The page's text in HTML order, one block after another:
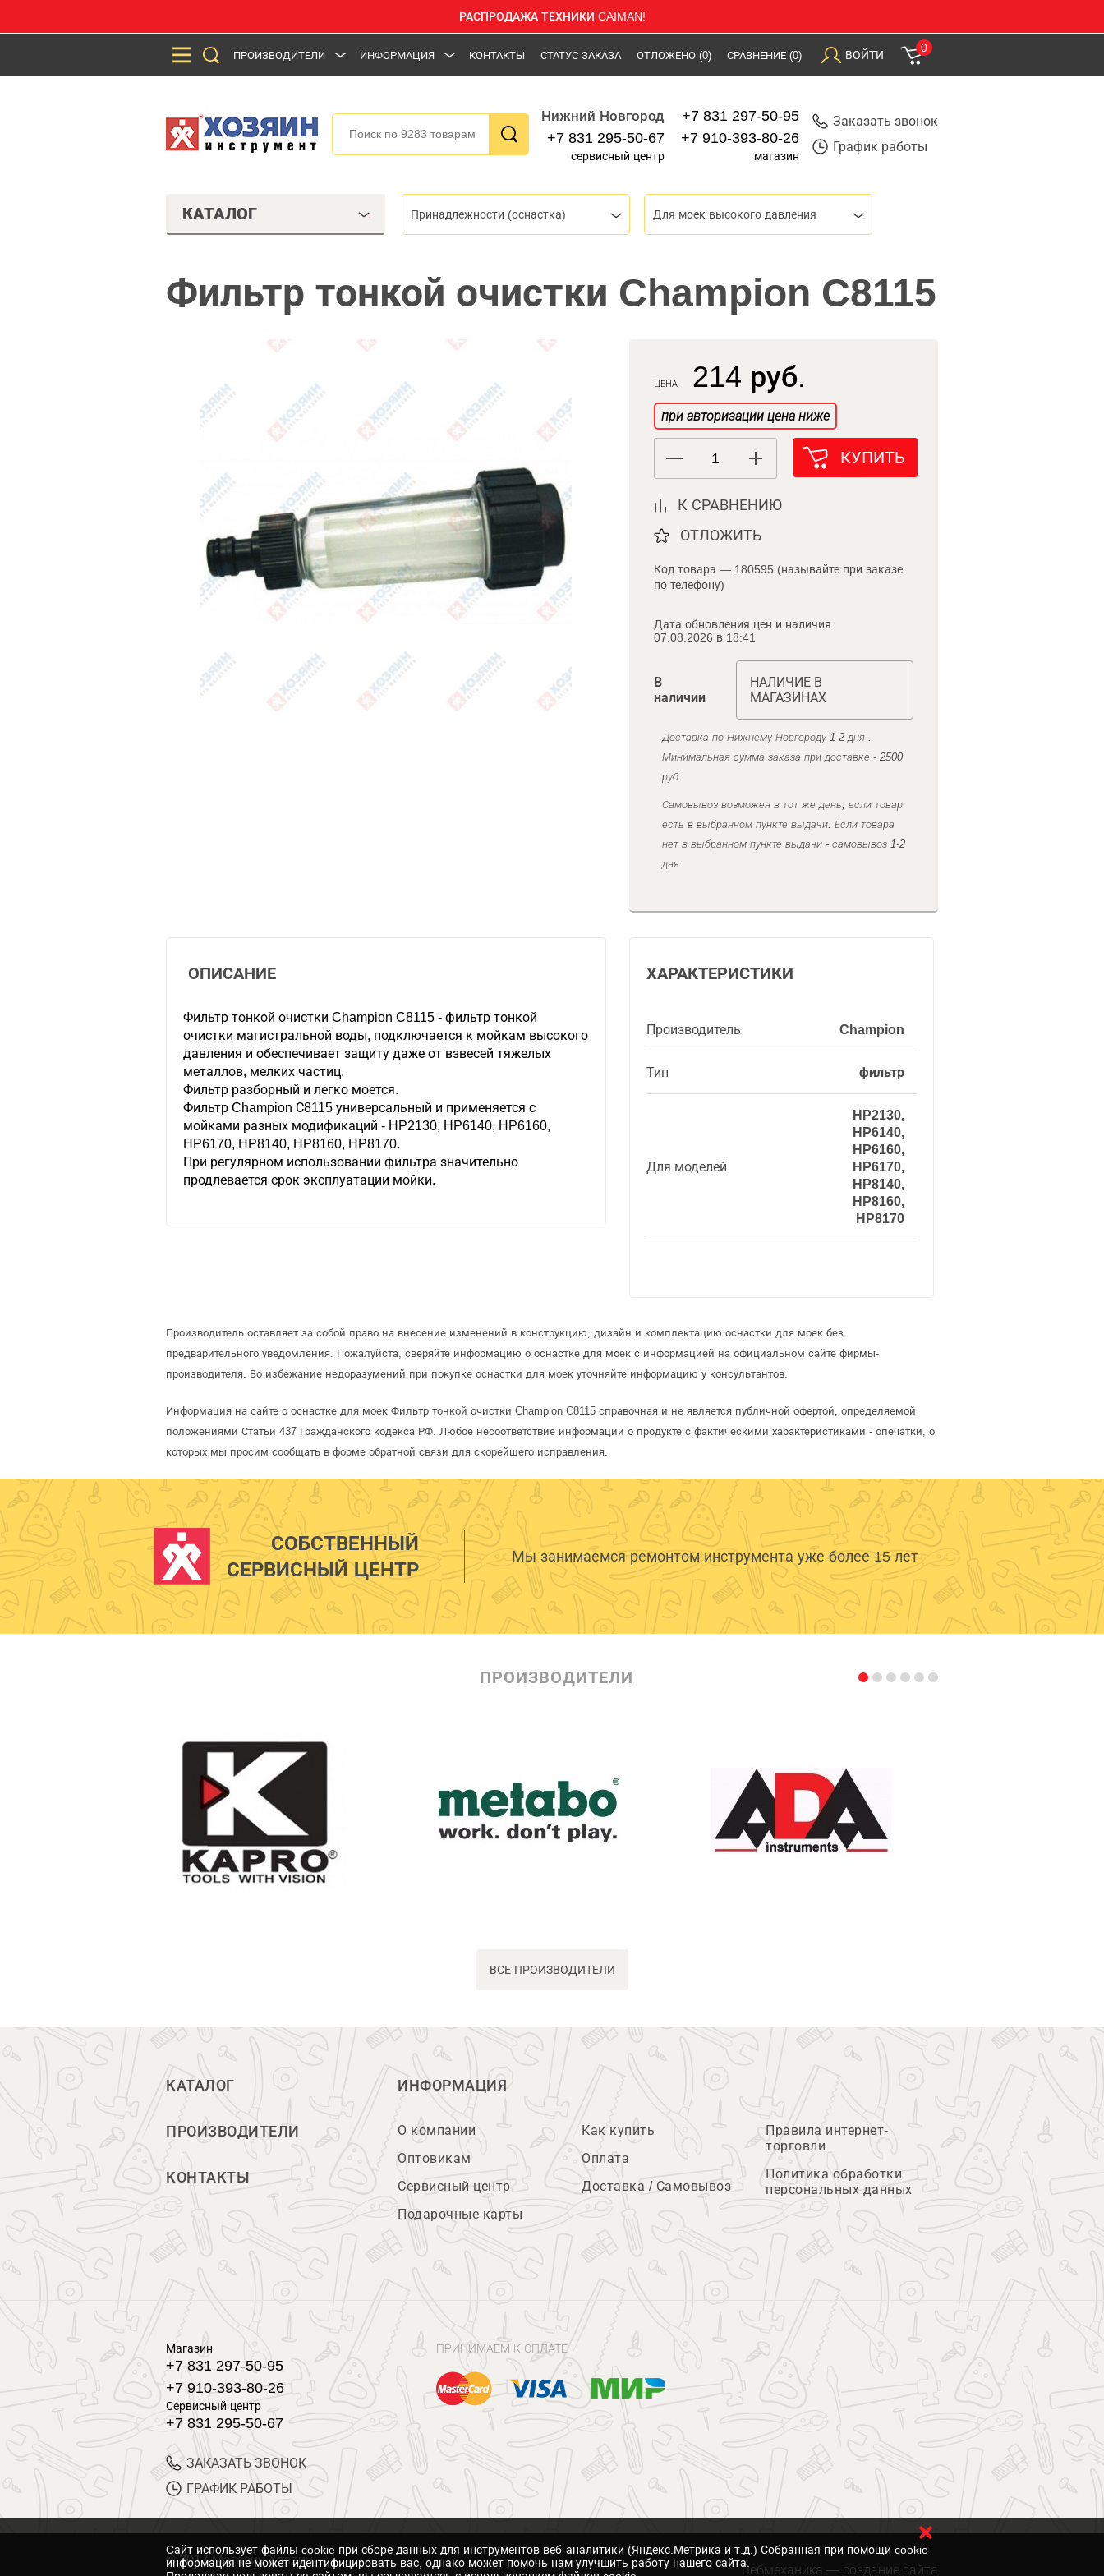
РАСПРОДАЖА ТЕХНИКИ CAIMAN!
ПРОИЗВОДИТЕЛИ ИНФОРМАЦИЯ КОНТАКТЫ СТАТУС ЗАКАЗА ОТЛОЖЕНО (0) СРАВНЕНИЕ (0) ВОЙТИ
0
Нижний Новгород
+7 831 295-50-67
сервисный центр
+7 831 297-50-95
+7 910-393-80-26
магазин
Заказать звонок
График работы
КАТАЛОГ Принадлежности (оснастка) Для моек высокого давления
Фильтр тонкой очистки Champion C8115
ЦЕНА 214 руб.
при авторизации цена ниже
КУПИТЬ
К СРАВНЕНИЮ
ОТЛОЖИТЬ
Код товара — 180595 (называйте при заказе
по телефону)
Дата обновления цен и наличия:
07.08.2026 в 18:41
В
наличии
НАЛИЧИЕ В
МАГАЗИНАХ
Доставка по Нижнему Новгороду 1-2 дня .
Минимальная сумма заказа при доставке - 2500
руб.
Самовывоз возможен в тот же день, если товар
есть в выбранном пункте выдачи. Если товара
нет в выбранном пункте выдачи - самовывоз 1-2
дня.
ХАРАКТЕРИСТИКИ
Производитель Champion
Тип фильтр
Для моделей
HP2130,
HP6140,
HP6160,
HP6170,
HP8140,
HP8160,
HP8170
ОПИСАНИЕ
Фильтр тонкой очистки Champion C8115 - фильтр тонкой
очистки магистральной воды, подключается к мойкам высокого
давления и обеспечивает защиту даже от взвесей тяжелых
металлов, мелких частиц.
Фильтр разборный и легко моется.
Фильтр Champion С8115 универсальный и применяется с
мойками разных модификаций - HP2130, HP6140, HP6160,
HP6170, HP8140, HP8160, HP8170.
При регулярном использовании фильтра значительно
продлевается срок эксплуатации мойки.
Производитель оставляет за собой право на внесение изменений в конструкцию, дизайн и комплектацию оснастки для моек без
предварительного уведомления. Пожалуйста, сверяйте информацию о оснастке для моек с информацией на официальном сайте фирмы-
производителя. Во избежание недоразумений при покупке оснастки для моек уточняйте информацию у консультантов.
Информация на сайте о оснастке для моек Фильтр тонкой очистки Champion C8115 справочная и не является публичной офертой, определяемой
положениями Статьи 437 Гражданского кодекса РФ. Любое несоответствие информации о продукте с фактическими характеристиками - опечатки, о
которых мы просим сообщать в форме обратной связи для скорейшего исправления.
СОБСТВЕННЫЙ
СЕРВИСНЫЙ ЦЕНТР
Мы занимаемся ремонтом инструмента уже более 15 лет
ПРОИЗВОДИТЕЛИ
ВСЕ ПРОИЗВОДИТЕЛИ
КАТАЛОГ
ПРОИЗВОДИТЕЛИ
КОНТАКТЫ
ИНФОРМАЦИЯ
О компании
Оптовикам
Сервисный центр
Подарочные карты
Как купить
Оплата
Доставка / Самовывоз
Правила интернет-
торговли
Политика обработки
персональных данных
Магазин
+7 831 297-50-95
+7 910-393-80-26
Сервисный центр
+7 831 295-50-67
ЗАКАЗАТЬ ЗВОНОК
ГРАФИК РАБОТЫ
ПРИНИМАЕМ К ОПЛАТЕ
© 2017 Магазин Хозяин
Вебмеханика — создание сайта
Cайт использует файлы cookie при сборе данных для инструментов веб-аналитики (Яндекс.Метрика и т.д.) Собранная при помощи cookie
информация не может идентифицировать вас, однако может помочь нам улучшить работу нашего сайта.